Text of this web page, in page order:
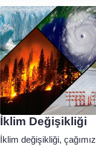
İklim Değişikliği
İklim değişikliği,